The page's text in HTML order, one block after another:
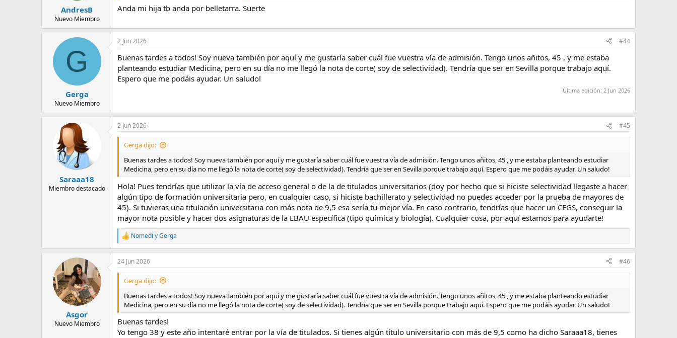
s
AndresB
Nuevo Miembro
Anda mi hija tb anda por belletarra. Suerte
G
Gerga
Nuevo Miembro
2 Jun 2026 #44
Buenas tardes a todos! Soy nueva también por aquí y me gustaría saber cuál fue vuestra vía de admisión. Tengo unos añitos, 45 , y me estaba
planteando estudiar Medicina, pero en su día no me llegó la nota de corte( soy de selectividad). Tendría que ser en Sevilla porque trabajo aquí.
Espero que me podáis ayudar. Un saludo!
Última edición: 2 Jun 2026
Saraaa18
Miembro destacado
2 Jun 2026 #45
Gerga dijo:
Buenas tardes a todos! Soy nueva también por aquí y me gustaría saber cuál fue vuestra vía de admisión. Tengo unos añitos, 45 , y me estaba planteando estudiar
Medicina, pero en su día no me llegó la nota de corte( soy de selectividad). Tendría que ser en Sevilla porque trabajo aquí. Espero que me podáis ayudar. Un saludo!
Hola! Pues tendrías que utilizar la vía de acceso general o de la de titulados universitarios (doy por hecho que si hiciste selectividad llegaste a hacer
algún tipo de formación universitaria pero, en cualquier caso, si hiciste bachillerato y selectividad no puedes acceder por la prueba de mayores de
45). Si tuvieras una titulación universitaria con más nota de 9,5 esa sería tu mejor vía. En caso contrario, tendrías que hacer un CFGS, conseguir la
mayor nota posible y hacer dos asignaturas de la EBAU específica (tipo química y biología). Cualquier cosa, por aquí estamos para ayudarte!
R
e
a
c
c
s
:
Nomedi yGerga
Asgor
Nuevo Miembro
24 Jun 2026 #46
Gerga dijo:
Buenas tardes a todos! Soy nueva también por aquí y me gustaría saber cuál fue vuestra vía de admisión. Tengo unos añitos, 45 , y me estaba planteando estudiar
Medicina, pero en su día no me llegó la nota de corte( soy de selectividad). Tendría que ser en Sevilla porque trabajo aquí. Espero que me podáis ayudar. Un saludo!
Buenas tardes!
Yo tengo 38 y este año intentaré entrar por la vía de titulados. Si tienes algún título universitario con más de 9,5 como ha dicho Saraaa18, tienes